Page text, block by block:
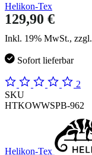
Helikon-Tex
129,90 €
Inkl. 19% MwSt., zzgl.
Sofort lieferbar
2
SKU
HTKOWWSPB-962
Helikon-Tex